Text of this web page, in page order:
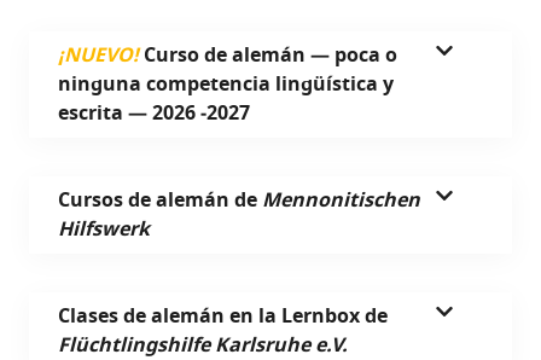
¡NUEVO!Cur­so de ale­mán — poca o
nin­gu­na com­pe­ten­cia lin­güís­ti­ca y
escri­ta — 2026 ‑2027
Cur­sos de ale­mán de Men­no­ni­tis­chen
Hilfswerk
Cla­ses de ale­mán en la Lern­box de
Flüchtlingshil­fe Karls­ruhe e.V.